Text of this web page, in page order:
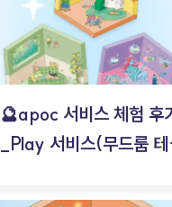
🔮apoc 서비스 체험 후
_Play 서비스(무드룸 테